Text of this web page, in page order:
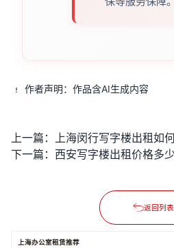
作者声明：作品含AI生成内容
上一篇：
下一篇：
返回列表
上海办公室租赁推荐